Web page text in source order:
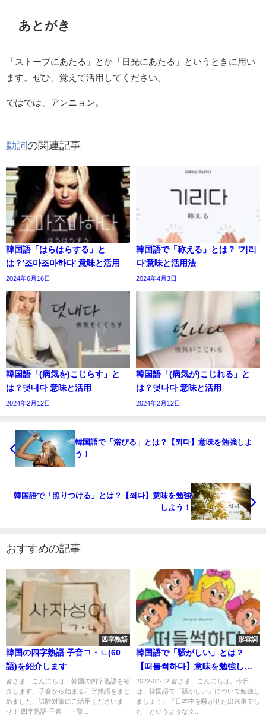
あとがき
「ストーブにあたる」とか「日光にあたる」というときに用い
ます。ぜひ、覚えて活用してください。
ではでは、アンニョン。
動詞の関連記事
韓国語「はらはらする」と
は？'조마조마하다' 意味と活用
2024年6月16日
韓国語で「称える」とは？ '기리
다'意味と活用法
2024年4月3日
韓国語「(病気を)こじらす」と
は？덧내다 意味と活用
2024年2月12日
韓国語「(病気が)こじれる」と
は？덧나다 意味と活用
2024年2月12日
韓国語で「浴びる」とは？【쬐다】意味を勉強しよ
う！
韓国語で「照りつける」とは？【쬐다】意味を勉強
しよう！
おすすめの記事
四字熟語
韓国の四字熟語 子音ㄱ・ㄴ(60
語)を紹介します
皆さま、こんにちは！韓国の四字熟語を紹
介します。子音から始まる四字熟語をまと
めました。試験対策にご活用くださいま
せ！ 四字熟語 子音ㄱ 一覧...
形容詞
韓国語で「騒がしい」とは？
【떠들썩하다】意味を勉強しよ
う！
2022-04-12 皆さま、こんにちは。今日
は、韓国語で「騒がしい」について勉強し
ましょう。「日本中を騒がせた出来事でし
た」というような文...